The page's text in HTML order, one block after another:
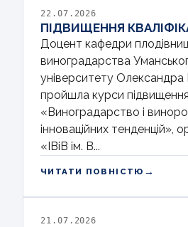
22.07.2026
ПІДВИЩЕННЯ
Доцент кафедри
виноградарства
університету
пройшла курси підвищення
«Виноградарство і
інноваційних тенденцій»,
«ІВіВ ім. В...
ЧИТАТИ ПОВНІСТЮ →
21.07.2026